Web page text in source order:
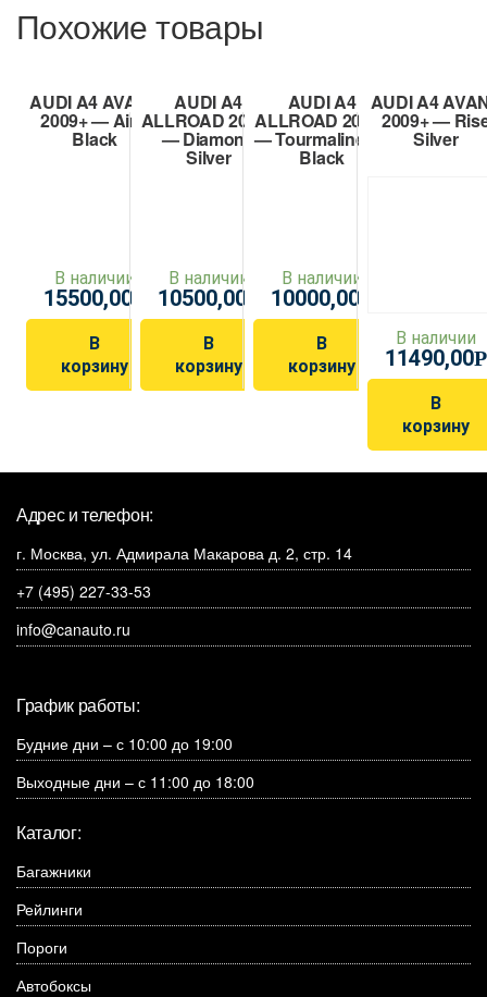
Похожие товары
AUDI A4 AVANT
2009+ — Air 2
Black
В наличии
15500,00
В
корзину
AUDI A4
ALLROAD 2009+
— Diamond
Silver
В наличии
10500,00
В
корзину
AUDI A4
ALLROAD 2009+
— Tourmaline V1
Black
В наличии
10000,00
В
корзину
AUDI A4
2009+ —
Silver
В наличии
11490,00Р
В
корзину
Адрес и телефон:
г. Москва, ул. Адмирала Макарова д. 2, стр. 14
+7 (495) 227-33-53
info@canauto.ru
График работы:
Будние дни – с 10:00 до 19:00
Выходные дни – с 11:00 до 18:00
Каталог:
Багажники
Рейлинги
Пороги
Автобоксы